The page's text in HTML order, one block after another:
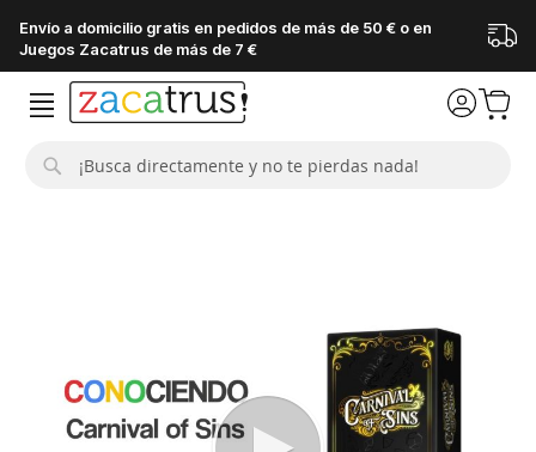
Envío a domicilio gratis en pedidos de más de 50 € o en
Juegos Zacatrus de más de 7 €
imágenes